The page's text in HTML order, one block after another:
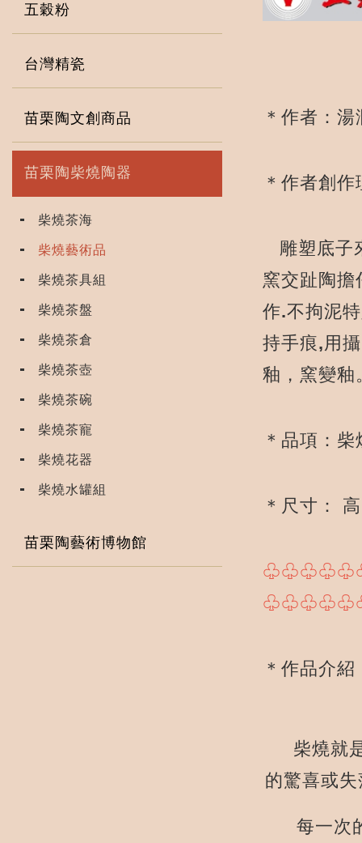
五穀粉
台灣精瓷
苗栗陶文創商品
苗栗陶柴燒陶器
柴燒茶海
柴燒藝術品
柴燒茶具組
柴燒茶盤
柴燒茶倉
柴燒茶壺
柴燒茶碗
柴燒茶寵
柴燒花器
柴燒水罐組
苗栗陶藝術博物館
＊作者：湯
＊作者創作
雕塑底子
窯交趾陶
作.不拘泥
持手痕,用
釉，窯變釉
＊品項：
＊尺寸：
＊作品介
柴燒就是
的驚喜或
每一次的